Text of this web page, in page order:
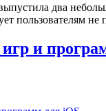
два
пользователям
и